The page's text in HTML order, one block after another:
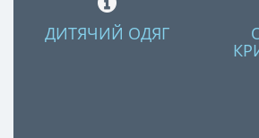
ДИТЯЧИЙ ОДЯГ